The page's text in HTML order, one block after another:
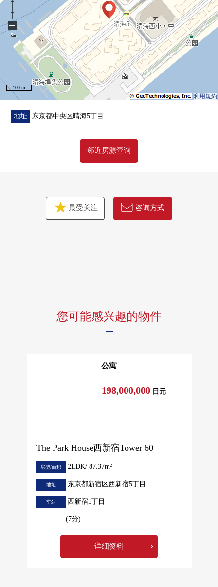
■Mansion的特徴
○免制震haiburitto施工方法
○三菱地所Residence株式会社其他分售
○前田建设工业株式会社施工
○双重的地板、双重天花板构造
○各层垃圾站有(24小时都可以外出丢垃圾)
○ 在灾害用力环保的能源农场使用
○宠物饲养可(饲养有特殊规则)
■在全体HARUMI FLAG 51个地方共用设施(※部分收费)
▪贵宾室5个房间(B栋1楼，C栋2楼，T栋48楼)
▪开放的餐厅(C栋1楼)
▪咖啡厅休息室(F栋14楼)
▪地方自治团体房(T栋1楼)
利用規約
100 m
−
地址 东京都中央区晴海5丁目
邻近房源查询
最受关注 咨询方式
您可能感兴趣的物件
公寓
The Park House西新宿Tower 60
198,000,000 日元
房型/面积 2LDK/ 87.37m²
地址 东京都新宿区西新宿5丁目
车站 西新宿5丁目
(7分)
详细资料